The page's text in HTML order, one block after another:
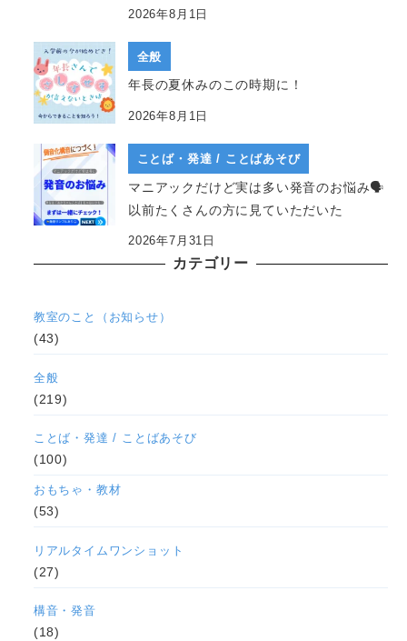
カテゴリー
おもちゃ・教材
(53)
ことば・発達 / ことばあそび
(100)
リアルタイムワンショット
(27)
全般
(219)
教室のこと（お知らせ）
(43)
構音・発音
(18)
2026年8月1日
全般
年長の夏休みのこの時期に！
2026年8月1日
ことば・発達 / ことばあそび
マニアックだけど実は多い発音のお悩み🗣
以前たくさんの方に見ていただいた
2026年7月31日